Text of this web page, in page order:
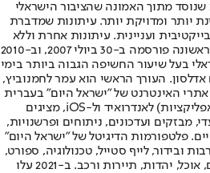
מתוך האמונה שהציבור הישראלי
יותר ומדויקת יותר. עיתונות שמדברת
ועניינית. עיתונות אחרת וללא
תשלום. המהדורה המודפסת הראשונה פורסמה ב-30 ביולי 2007, וב-2010
בעל שיעור החשיפה הגבוה ביותר בימי
אדלסון. העורך הראשי הוא עמר לחמנוביץ,
האינטרנט של "ישראל היום" בעברית
ובאנגלית, כמו כן היישומונים (אפליקציות) לאנדרואיד ול-iOS, מציגים
מבזקים ועדכונים, ניתוחים ופרשנויות,
פלטפורמות הדיגיטל של "ישראל היום"
ובידור, לייף סטייל, טכנולוגיה, ספורט,
כלכלה וצרכנות, בריאות, חיילים, אוכל, יהדות, תיירות ורכב. ב-2021 עלו